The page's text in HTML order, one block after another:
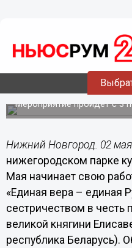
Выставка-ярмарка
единая Русь»
культуры и
Мероприятие пройдет с 3
Нижний Новгород. 02
нижегородском парке
Мая начинает свою
«Единая вера – единая
сестричеством в честь
великой княгини
республика Беларусь).